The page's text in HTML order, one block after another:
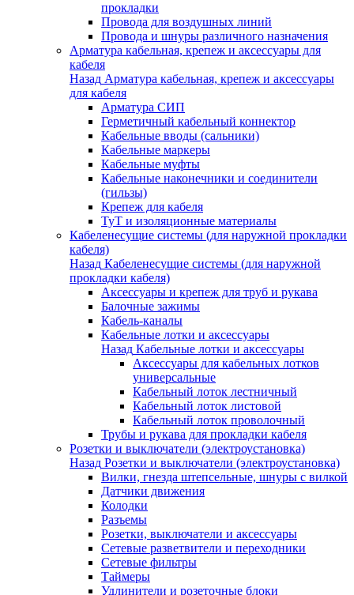
прокладки
Провода для воздушных линий
Провода и шнуры различного назначения
Арматура кабельная, крепеж и аксессуары для
кабеля
Назад Арматура кабельная, крепеж и аксессуары
для кабеля
Арматура СИП
Герметичный кабельный коннектор
Кабельные вводы (сальники)
Кабельные маркеры
Кабельные муфты
Кабельные наконечники и соединители
(гильзы)
Крепеж для кабеля
ТуТ и изоляционные материалы
Кабеленесущие системы (для наружной прокладки
кабеля)
Назад Кабеленесущие системы (для наружной
прокладки кабеля)
Аксессуары и крепеж для труб и рукава
Балочные зажимы
Кабель-каналы
Кабельные лотки и аксессуары
Назад Кабельные лотки и аксессуары
Аксессуары для кабельных лотков
универсальные
Кабельный лоток лестничный
Кабельный лоток листовой
Кабельный лоток проволочный
Трубы и рукава для прокладки кабеля
Розетки и выключатели (электроустановка)
Назад Розетки и выключатели (электроустановка)
Вилки, гнезда штепсельные, шнуры с вилкой
Датчики движения
Колодки
Разъемы
Розетки, выключатели и аксессуары
Сетевые разветвители и переходники
Сетевые фильтры
Таймеры
Удлинители и розеточные блоки